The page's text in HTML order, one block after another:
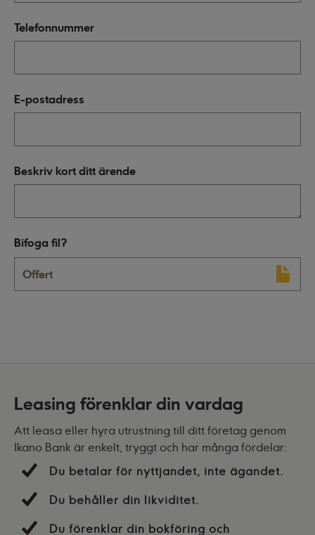
Telefonnummer
E-postadress
Beskriv kort ditt ärende
Bifoga fil?
Offert
Leasing förenklar din vardag
Att leasa eller hyra utrustning till ditt företag genom
Ikano Bank är enkelt, tryggt och har många fördelar:
Du betalar för nyttjandet, inte ägandet.
Du behåller din likviditet.
Du förenklar din bokföring och